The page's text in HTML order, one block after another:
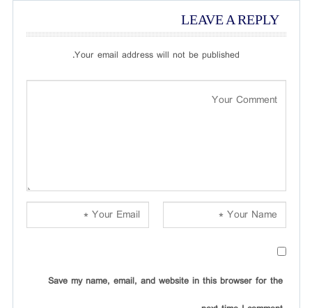
LEAVE A REPLY
Your email address will not be published.
Save my name, email, and website in this browser for the